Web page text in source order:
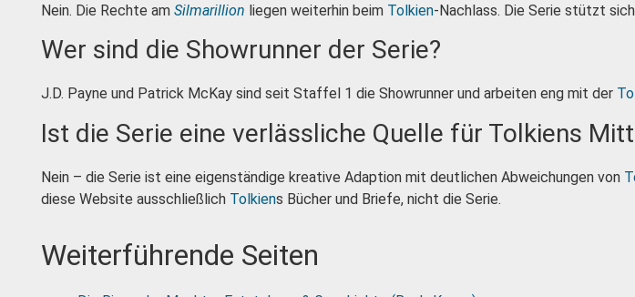
Nein. Die Rechte am Silmarillion liegen weiterhin beim Tolkien-Nachlass. Die Serie stützt
Wer sind die Showrunner der Serie?
J.D. Payne und Patrick McKay sind seit Staffel 1 die Showrunner und arbeiten eng mit der
Ist die Serie eine verlässliche Quelle für Tolkiens
Nein – die Serie ist eine eigenständige kreative Adaption mit deutlichen Abweichungen von
diese Website ausschließlich Tolkiens Bücher und Briefe, nicht die Serie.
Weiterführende Seiten